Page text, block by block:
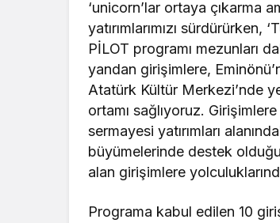
‘unicorn’lar ortaya çıkarma
yatırımlarımızı sürdürürken,
PİLOT programı mezunları
yandan girişimlere,
Atatürk Kültür Merkezi’nde
ortamı sağlıyoruz.
sermayesi yatırımları
büyümelerinde destek
alan girişimlere
Programa kabul edilen 10